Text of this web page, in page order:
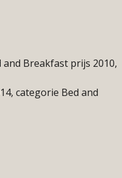
Breakfast prijs 2010,
categorie Bed and